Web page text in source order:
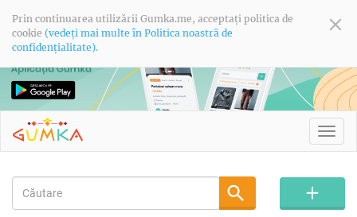
Prin continuarea utilizării Gumka.me, acceptați politica de
cookie (vedeți mai multe în Politica noastră de
confidențialitate).